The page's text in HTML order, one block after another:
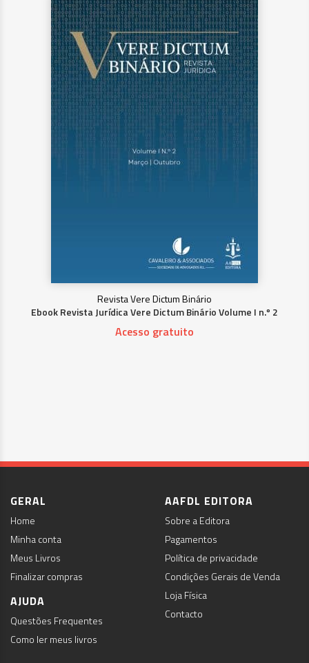
Revista Vere Dictum Binário
Ebook Revista Jurídica Vere Dictum Binário Volume I n.º 2
Acesso gratuito
GERAL
Home
Minha conta
Meus Livros
Finalizar compras
AJUDA
Questões Frequentes
Como ler meus livros
AAFDL EDITORA
Sobre a Editora
Pagamentos
Política de privacidade
Condições Gerais de Venda
Loja Física
Contacto